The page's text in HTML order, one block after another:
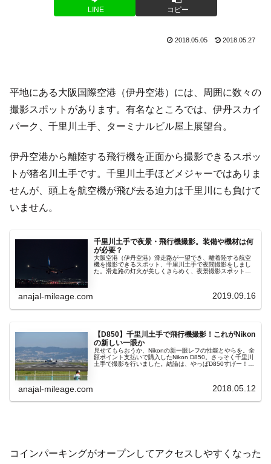
LINE コピー
2018.05.05 2018.05.27
平地にある大阪国際空港（伊丹空港）には、周囲に数々の
撮影スポットがあります。有名なところでは、伊丹スカイ
パーク、千里川土手、ターミナルビル屋上展望台。
伊丹空港から離陸する飛行機を正面から撮影できるスポッ
トが猪名川土手です。千里川土手ほどメジャーではありま
せんが、頭上を航空機が飛び去る迫力は千里川にも負けて
いません。
千里川土手で夜景・飛行機撮影。装備や機材は何
が必要？
大阪空港（伊丹空港）滑走路が一望でき、離着陸する航空
機を撮影できるスポット、千里川土手で夜間撮影をしまし
た。滑走路の灯火が美しくきらめく、夜景撮影スポットで
anajal-mileage.com 2019.09.16
【D850】千里川土手で飛行機撮影！これがNikon
の新しい一眼か
見せてもらおうか、Nikonの新一眼レフの性能とやらを。全
額ポイント支払いで購入したNikon D850。さっそく千里川
土手で撮影を行いました。結論は、やっぱD850すげー！で
anajal-mileage.com 2018.05.12
コインパーキングがオープンしてアクセスしやすくなった